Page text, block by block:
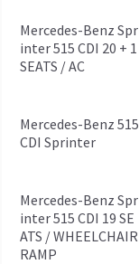
Mercedes-Benz Spr
inter 515 CDI 20 + 1
SEATS / AC
Mercedes-Benz 515
CDI Sprinter
Mercedes-Benz Spr
inter 515 CDI 19 SE
ATS / WHEELCHAIR
RAMP